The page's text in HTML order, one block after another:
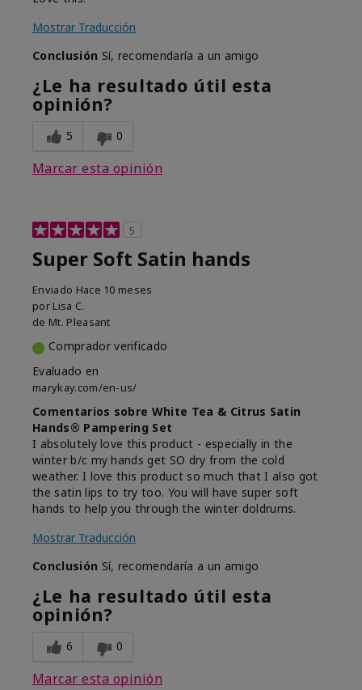
Mostrar Traducción
Conclusión Sí, recomendaría a un amigo
¿Le ha resultado útil esta
opinión?
5 0
Marcar esta opinión
5
Super Soft Satin hands
Enviado Hace 10 meses
por Lisa C.
de Mt. Pleasant
Comprador verificado
Evaluado en
marykay.com/en-us/
Comentarios sobre White Tea & Citrus Satin
Hands® Pampering Set
I absolutely love this product - especially in the
winter b/c my hands get SO dry from the cold
weather. I love this product so much that I also got
the satin lips to try too. You will have super soft
hands to help you through the winter doldrums.
Mostrar Traducción
Conclusión Sí, recomendaría a un amigo
¿Le ha resultado útil esta
opinión?
6 0
Marcar esta opinión